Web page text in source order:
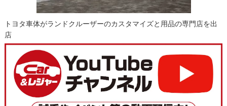
トヨタ車体がランドクルーザーのカスタマイズと用品の専門店を出
店